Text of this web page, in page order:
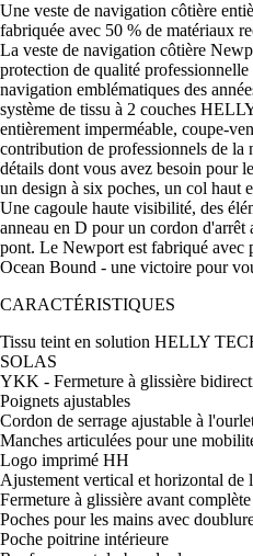
Une veste de navigation côtière
fabriquée avec 50 % de matériaux
La veste de navigation côtière
protection de qualité professionnelle
navigation emblématiques des
système de tissu à 2 couches
entièrement imperméable, coupe-
contribution de professionnels de la
détails dont vous avez besoin pour
un design à six poches, un col haut
Une cagoule haute visibilité, des
anneau en D pour un cordon d'arrêt
pont. Le Newport est fabriqué avec
Ocean Bound - une victoire pour
CARACTÉRISTIQUES
Tissu teint en solution HELLY
SOLAS
YKK - Fermeture à glissière
Poignets ajustables
Cordon de serrage ajustable à
Manches articulées pour une
Logo imprimé HH
Ajustement vertical et horizontal de
Fermeture à glissière avant
Poches pour les mains avec
Poche poitrine intérieure